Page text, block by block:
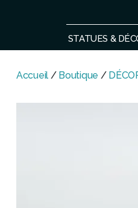
STATUES &
Accueil / Boutique /